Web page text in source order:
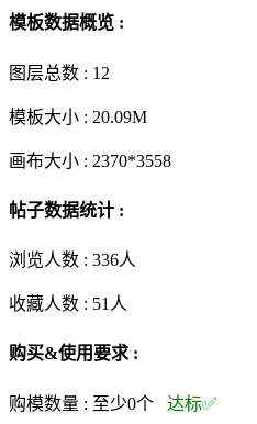
模板数据概览 :
图层总数 : 12
模板大小 : 20.09M
画布大小 : 2370*3558
帖子数据统计 :
浏览人数 : 336人
收藏人数 : 51 人
购买&使用要求 :
购模数量 : 至少0个 达标✅